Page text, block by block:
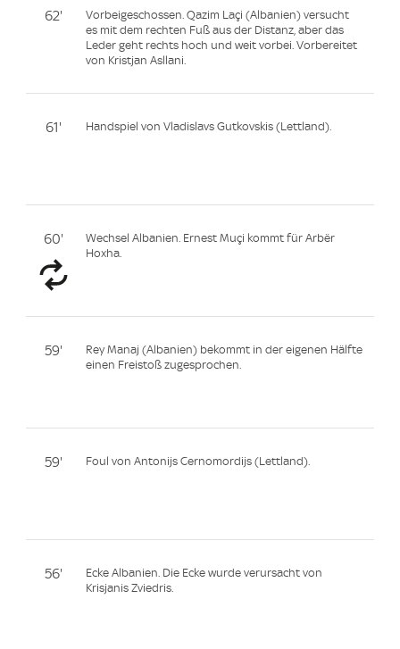
62'
Vorbeigeschossen. Qazim Laçi (Albanien) versucht
es mit dem rechten Fuß aus der Distanz, aber das
Leder geht rechts hoch und weit vorbei. Vorbereitet
von Kristjan Asllani.
61' Handspiel von Vladislavs Gutkovskis (Lettland).
60'
Wechsel Albanien. Ernest Muçi kommt für Arbër
Hoxha.
59'
Rey Manaj (Albanien) bekommt in der eigenen Hälfte
einen Freistoß zugesprochen.
59' Foul von Antonijs Cernomordijs (Lettland).
56'
Ecke Albanien. Die Ecke wurde verursacht von
Krisjanis Zviedris.